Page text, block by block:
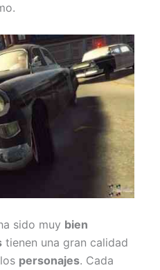
sido muy bien
tienen una gran calidad
personajes. Cada